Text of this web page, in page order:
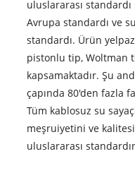
uluslararası
Avrupa standardı ve
standardı. Ürün
pistonlu tip, Woltman
kapsamaktadır. Şu
çapında 80'den fazla
Tüm kablosuz su
meşruiyetini ve
uluslararası